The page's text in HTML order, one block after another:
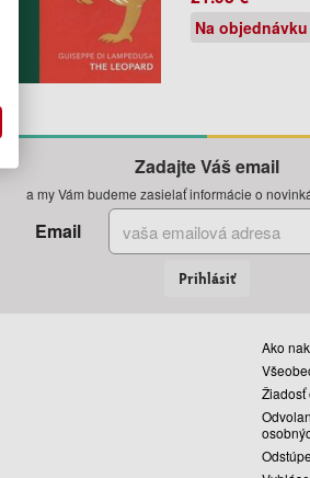
Na objednávku
Zadajte Váš email
a my Vám budeme zasielať informácie o
Email
Prihlásiť
Ako
Žiadosť